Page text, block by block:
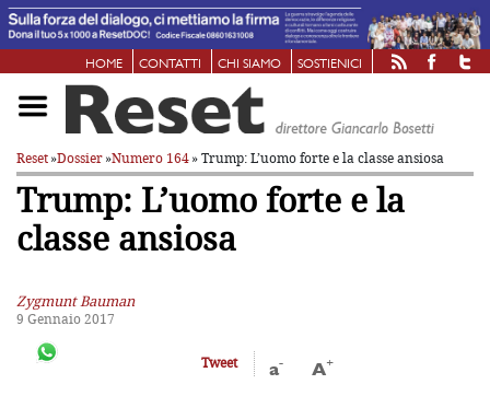
HOME CONTATTI CHI SIAMO SOSTIENICI
Reset»Dossier»Numero 164» Trump: L’uomo forte e la classe ansiosa
Trump: L’uomo forte e la
classe ansiosa
Zygmunt Bauman
9 Gennaio 2017
Tweet a- A+